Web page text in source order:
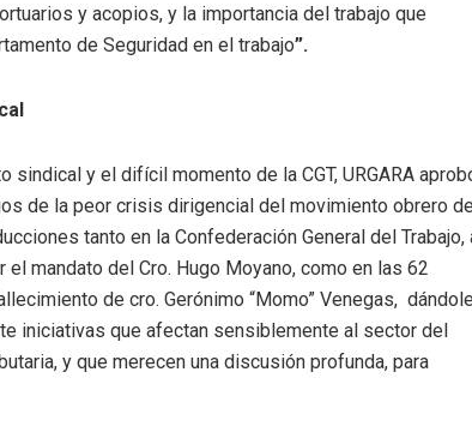
y acopios, y la importancia del trabajo que
de Seguridad en el trabajo”.
y el difícil momento de la CGT, URGARA
de la peor crisis dirigencial del movimiento obrero de
tanto en la Confederación General del Trabajo,
mandato del Cro. Hugo Moyano, como en las 62
de cro. Gerónimo “Momo” Venegas, dándole
iniciativas que afectan sensiblemente al sector del
y que merecen una discusión profunda, para